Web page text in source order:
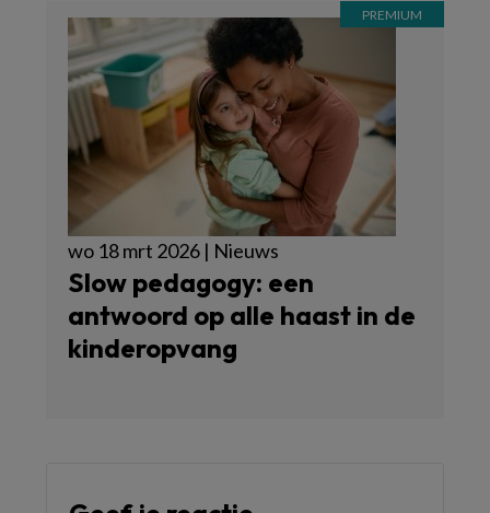
wo 18 mrt 2026 | Nieuws
Slow pedagogy: een
antwoord op alle haast in de
kinderopvang